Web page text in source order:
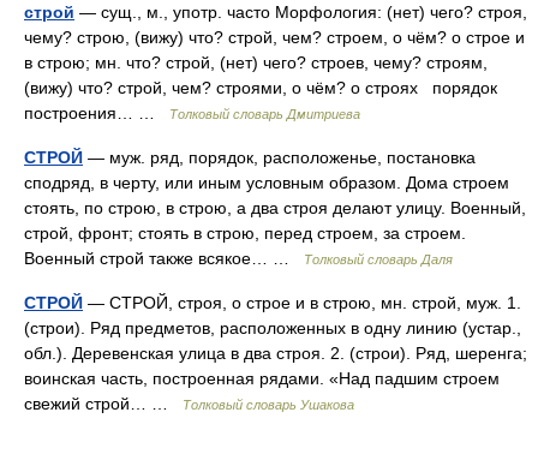
строй — сущ., м., употр. часто Морфология: (нет) чего? строя,
чему? строю, (вижу) что? строй, чем? строем, о чём? о строе и
в строю; мн. что? строй, (нет) чего? строев, чему? строям,
(вижу) что? строй, чем? строями, о чём? о строях порядок
построения… …
Толковый словарь Дмитриева
СТРОЙ — муж. ряд, порядок, расположенье, постановка
сподряд, в черту, или иным условным образом. Дома строем
стоять, по строю, в строю, а два строя делают улицу. Военный,
строй, фронт; стоять в строю, перед строем, за строем.
Военный строй также всякое… …
Толковый словарь Даля
СТРОЙ — СТРОЙ, строя, о строе и в строю, мн. строй, муж. 1.
(строи). Ряд предметов, расположенных в одну линию (устар.,
обл.). Деревенская улица в два строя. 2. (строи). Ряд, шеренга;
воинская часть, построенная рядами. «Над падшим строем
свежий строй… …
Толковый словарь Ушакова